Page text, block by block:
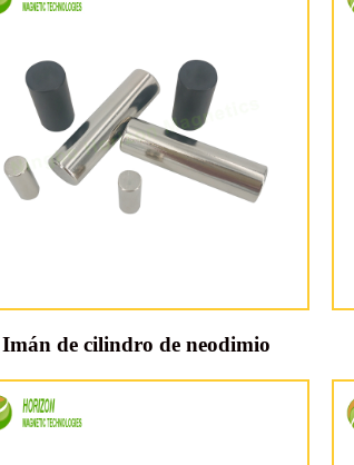
Imán de cilindro de neodimio